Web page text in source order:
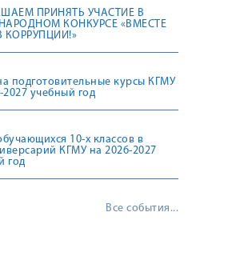
ПРИНЯТЬ УЧАСТИЕ В
КОНКУРСЕ «ВМЕСТЕ
КОРРУПЦИИ!»
подготовительные курсы КГМУ
2027 учебный год
10-х классов в
КГМУ на 2026-2027
год
Все события...